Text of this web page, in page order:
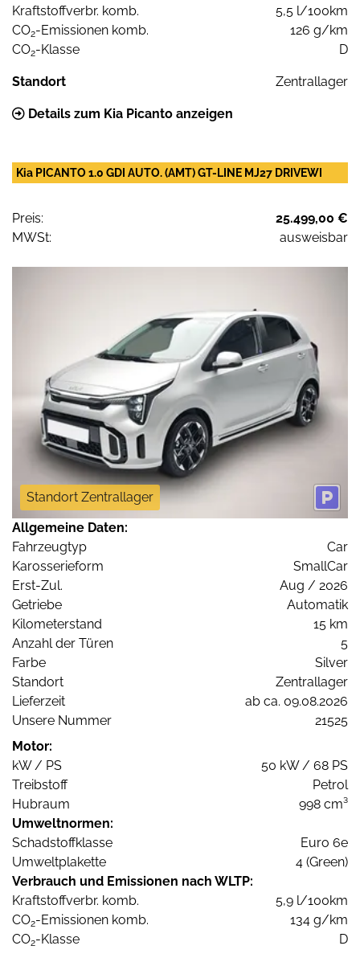
Kraftstoffverbr. komb.
5,5 l/100km
CO2-Emissionen komb.
126 g/km
CO2-Klasse D
Standort Zentrallager
Details zum Kia Picanto anzeigen
Kia PICANTO 1.0 GDI AUTO. (AMT) GT-LINE MJ27 DRIVEWI
Preis:
25.499,00 €
MWSt:
ausweisbar
Standort Zentrallager
Allgemeine Daten:
Fahrzeugtyp
Car
Karosserieform
SmallCar
Erst-Zul.
Aug / 2026
Getriebe
Automatik
Kilometerstand
15 km
Anzahl der Türen
5
Farbe
Silver
Standort
Zentrallager
Lieferzeit
ab ca. 09.08.2026
Unsere Nummer
21525
Motor:
kW / PS
50 kW / 68 PS
Treibstoff
Petrol
Hubraum
998 cm³
Umweltnormen:
Schadstoffklasse
Euro 6e
Umweltplakette
4 (Green)
Verbrauch und Emissionen nach WLTP:
Kraftstoffverbr. komb.
5,9 l/100km
CO2-Emissionen komb.
134 g/km
CO2-Klasse D